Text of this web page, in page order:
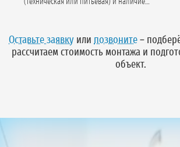
(техническая или питьевая) и наличие
Оставьте заявку или позвоните –
рассчитаем стоимость монтажа и
объект.